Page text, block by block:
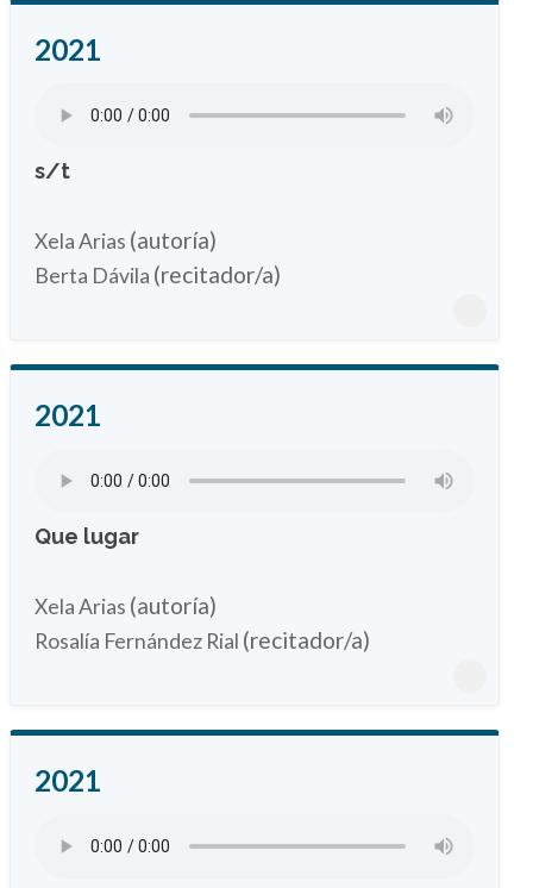
2021
s/t
Xela Arias (autoría)
Berta Dávila (recitador/a)
2021
Que lugar
Xela Arias (autoría)
Rosalía Fernández Rial (recitador/a)
2021